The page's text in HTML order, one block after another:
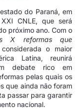
do Paraná, em
CNLE, que será
próximo ano. Com o
X reformas que
o maior
Latina, reunirá
debate rico em
pelas quais os
que ainda não foram
passar para garantir
nacional.